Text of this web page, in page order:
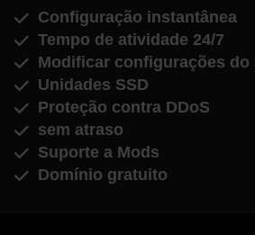
Configuração instantânea
Tempo de atividade 24/7
Modificar configurações do
Unidades SSD
Proteção contra DDoS
sem atraso
Suporte a Mods
Domínio gratuito